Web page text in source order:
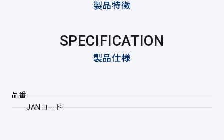
製品特徴
SPECIFICATION
製品仕様
品番
JANコード